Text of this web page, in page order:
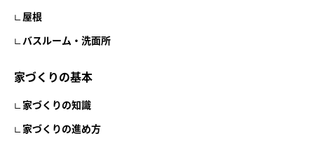
屋根
バスルーム・洗面所
家づくりの基本
家づくりの知識
家づくりの進め方